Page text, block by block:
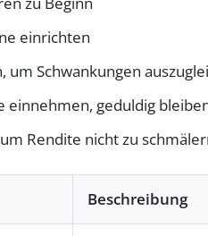
einrichten
um Schwankungen
einnehmen, geduldig
Rendite nicht zu
Beschreibung